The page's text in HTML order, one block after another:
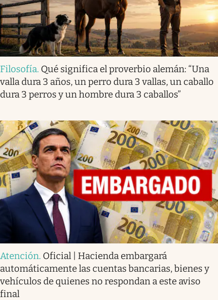
Filosofía. Qué significa el proverbio alemán: “Una
valla dura 3 años, un perro dura 3 vallas, un caballo
dura 3 perros y un hombre dura 3 caballos”
Atención. Oficial | Hacienda embargará
automáticamente las cuentas bancarias, bienes y
vehículos de quienes no respondan a este aviso
final